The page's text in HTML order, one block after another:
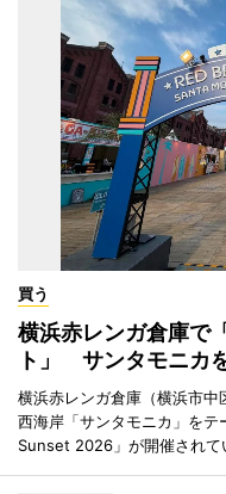
買う
横浜赤レンガ倉庫で
ト」 サンタモニカ
横浜赤レンガ倉庫（横浜市中
西海岸「サンタモニカ」を
Sunset 2026」が開催されて